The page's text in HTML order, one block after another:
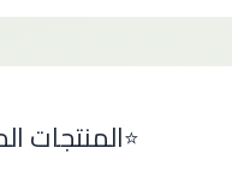
المنتجات